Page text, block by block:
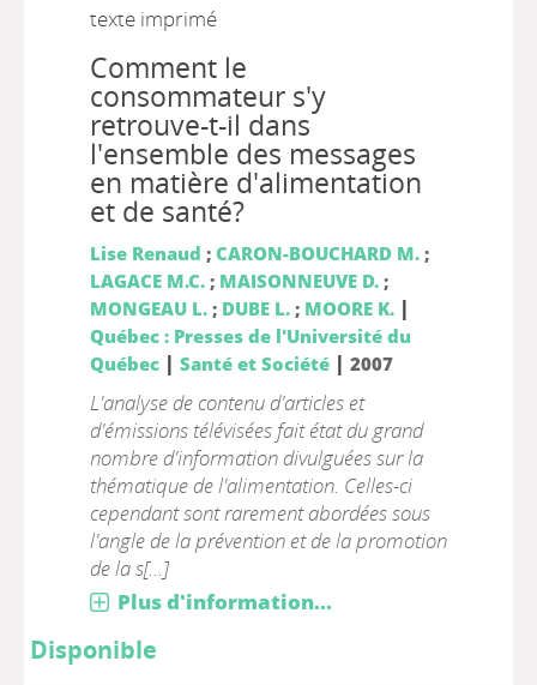
texte imprimé
Comment le
consommateur s'y
retrouve-t-il dans
l'ensemble des messages
en matière d'alimentation
et de santé?
Lise Renaud ; CARON-BOUCHARD M.;
LAGACE M.C.; MAISONNEUVE D.;
MONGEAU L.; DUBE L.; MOORE K. |
Québec : Presses de l'Université du
Québec| Santé et Société| 2007
L'analyse de contenu d'articles et
d'émissions télévisées fait état du grand
nombre d'information divulguées sur la
thématique de l'alimentation. Celles-ci
cependant sont rarement abordées sous
l'angle de la prévention et de la promotion
de la s[...]
Plus d'information...
Disponible